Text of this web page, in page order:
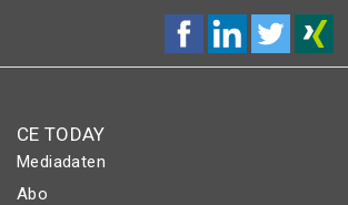
CE TODAY
Mediadaten
Abo